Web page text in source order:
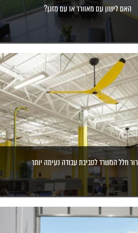
האם לישון עם מאוורר או עם מזגן?
חלל המשרד לסביבת עבודה נעימה יותר